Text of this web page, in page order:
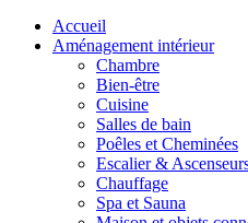
Accueil
Aménagement intérieur
Chambre
Bien-être
Cuisine
Salles de bain
Poêles et Cheminées
Escalier &
Chauffage
Spa et Sauna